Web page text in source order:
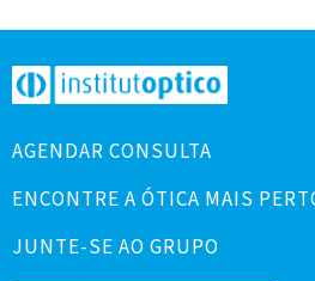
AGENDAR CONSULTA
ENCONTRE A ÓTICA MAIS
JUNTE-SE AO GRUPO